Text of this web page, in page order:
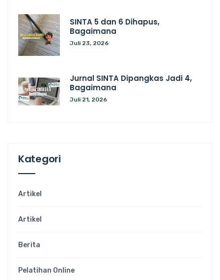
SINTA 5 dan 6 Dihapus,
Bagaimana
Juli 23, 2026
Jurnal SINTA Dipangkas Jadi 4,
Bagaimana
Juli 21, 2026
Kategori
Artikel
Artikel
Berita
Pelatihan Online